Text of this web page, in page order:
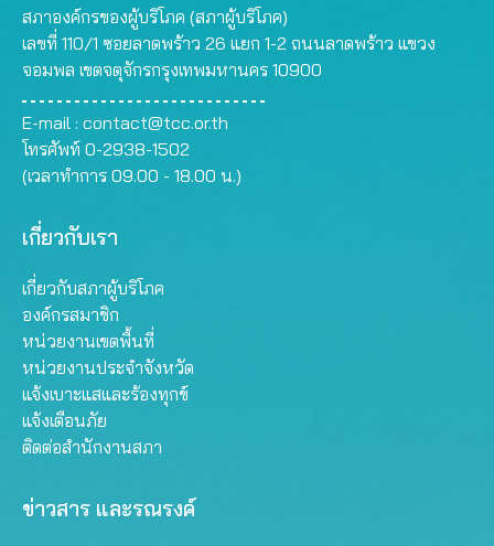
สภาองค์กรของผู้บริโภค (สภาผู้บริโภค)
เลขที่ 110/1 ซอยลาดพร้าว 26 แยก 1-2 ถนนลาดพร้าว แขวง
จอมพล เขตจตุจักรกรุงเทพมหานคร 10900
E-mail : contact@tcc.or.th
โทรศัพท์ 0-2938-1502
(เวลาทำการ 09.00 - 18.00 น.)
เกี่ยวกับเรา
เกี่ยวกับสภาผู้บริโภค
องค์กรสมาชิก
หน่วยงานเขตพื้นที่
หน่วยงานประจำจังหวัด
แจ้งเบาะแสและร้องทุกข์
แจ้งเตือนภัย
ติดต่อสำนักงานสภา
ข่าวสาร และรณรงค์